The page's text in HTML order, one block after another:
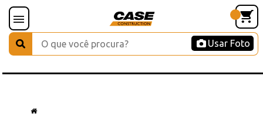
Usar Foto